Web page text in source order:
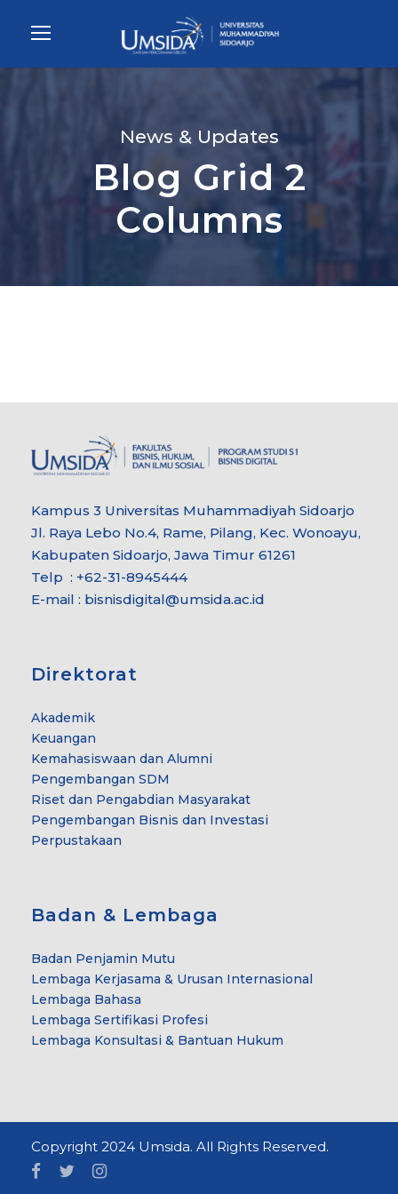
News & Updates
Blog Grid 2
Columns
Kampus 3 Universitas Muhammadiyah Sidoarjo
Jl. Raya Lebo No.4, Rame, Pilang, Kec. Wonoayu,
Kabupaten Sidoarjo, Jawa Timur 61261
Telp : +62-31-8945444
E-mail : bisnisdigital@umsida.ac.id
Direktorat
Akademik
Keuangan
Kemahasiswaan dan Alumni
Pengembangan SDM
Riset dan Pengabdian Masyarakat
Pengembangan Bisnis dan Investasi
Perpustakaan
Badan & Lembaga
Badan Penjamin Mutu
Lembaga Kerjasama & Urusan Internasional
Lembaga Bahasa
Lembaga Sertifikasi Profesi
Lembaga Konsultasi & Bantuan Hukum
Copyright 2024 Umsida. All Rights Reserved.